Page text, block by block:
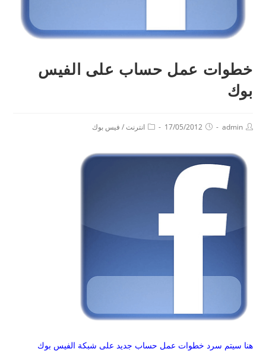
خطوات عمل حساب على الفيس
بوك
admin
17/05/2012 انترنت / فيس بوك
هنا سيتم سرد خطوات عمل حساب جديد على شبكة الفيس بوك